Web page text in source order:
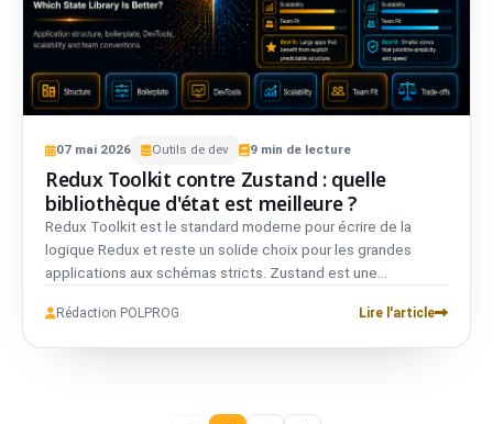
07 mai 2026 Outils de dev 9 min de lecture
Redux Toolkit contre Zustand : quelle
bibliothèque d'état est meilleure ?
Redux Toolkit est le standard moderne pour écrire de la
logique Redux et reste un solide choix pour les grandes
applications aux schémas stricts. Zustand est une
avec une API axée hooks et bien moins de code répétitif. La
Rédaction POLPROG Lire l'article